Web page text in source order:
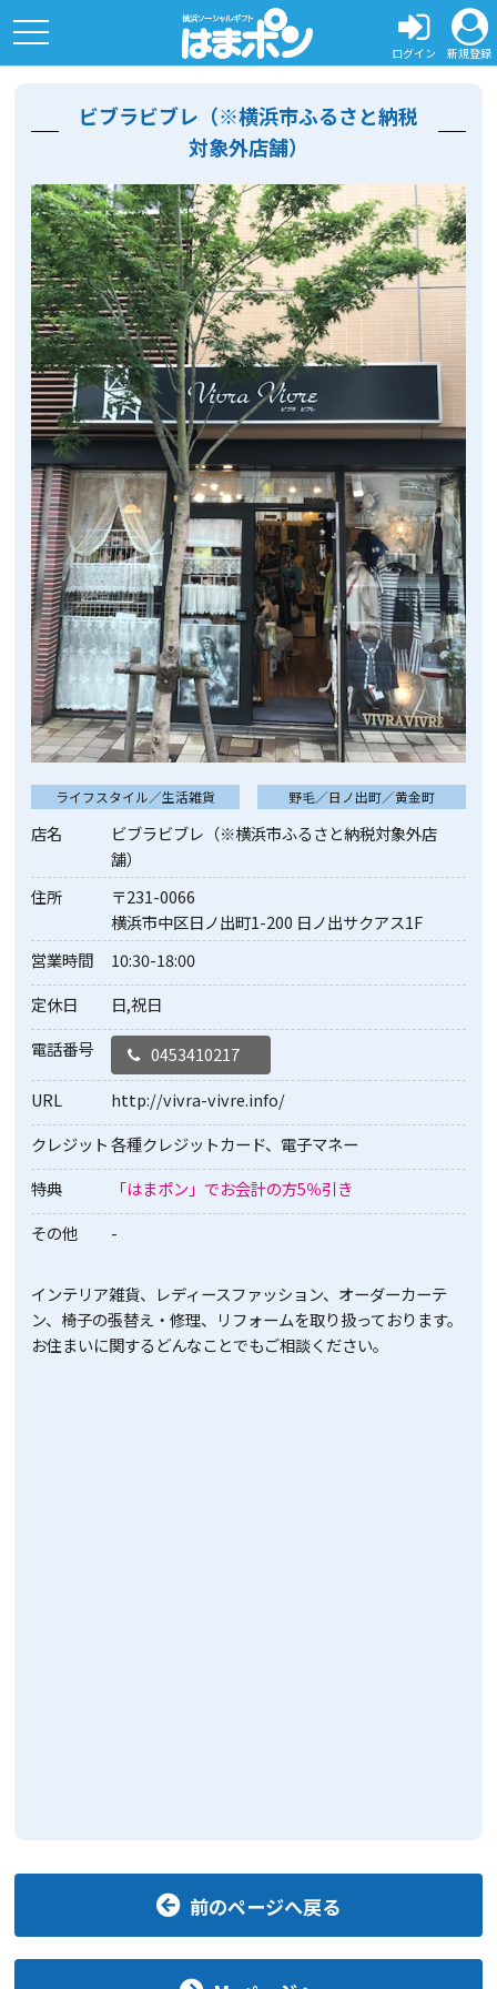
ログイン 新規登録
toggle
navigation
ビブラビブレ（※横浜市ふるさと納税
対象外店舗）
ライフスタイル／生活雑貨 野毛／日ノ出町／黄金町
店名
ビブラビブレ（※横浜市ふるさと納税対象外店
舗）
住所
〒231-0066
横浜市中区日ノ出町1-200 日ノ出サクアス1F
営業時間
10:30-18:00
定休日
日,祝日
電話番号
0453410217
URL
http://vivra-vivre.info/
クレジット 各種クレジットカード、電子マネー
特典
「はまポン」でお会計の方5％引き
その他
-
インテリア雑貨、レディースファッション、オーダーカーテ
ン、椅子の張替え・修理、リフォームを取り扱っております。
お住まいに関するどんなことでもご相談ください。
前のページへ戻る